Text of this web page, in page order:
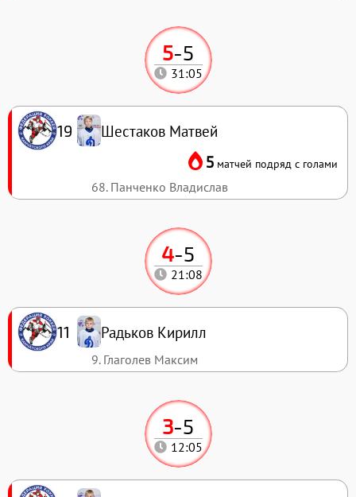
3-5
12:05
4-5
21:08
11 Радьков Кирилл
9. Глаголев Максим
5-5
31:05
19 Шестаков Матвей
5 матчей подряд с голами
68. Панченко Владислав